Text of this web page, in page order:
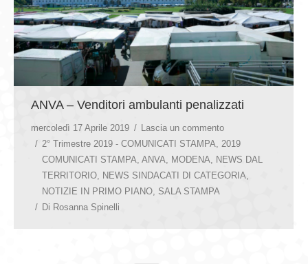
ANVA – Venditori ambulanti penalizzati
mercoledì 17 Aprile 2019
Lascia un commento
2° Trimestre 2019 - COMUNICATI STAMPA
2019
COMUNICATI STAMPA ANVA MODENA
NEWS DAL
TERRITORIO NEWS SINDACATI DI CATEGORIA
NOTIZIE IN PRIMO PIANO SALA STAMPA
Di Rosanna Spinelli